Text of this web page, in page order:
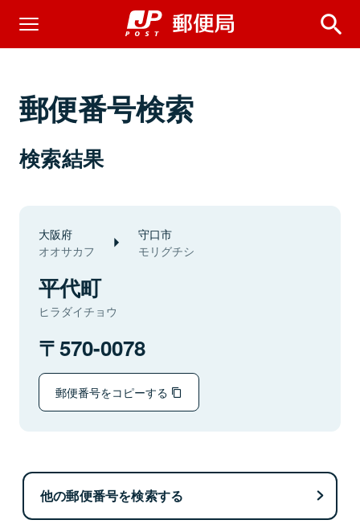
郵便番号検索
検索結果
大阪府
オオサカフ
守口市
モリグチシ
平代町
ヒラダイチョウ
570-0078
郵便番号をコピーする
他の郵便番号を検索する